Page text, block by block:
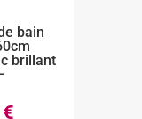
bain
brillant
€Le